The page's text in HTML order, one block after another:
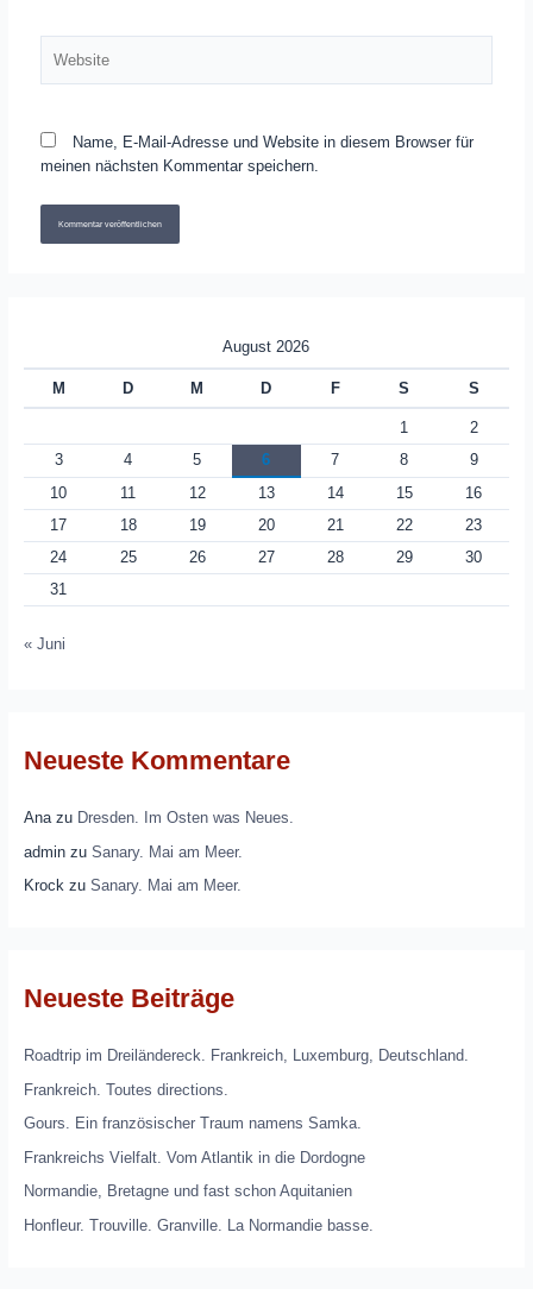
Name, E-Mail-Adresse und Website in diesem Browser für
meinen nächsten Kommentar speichern.
August 2026
M D M D F S S
1
2
3
4 5 6 7 8
9
10
11 12 13 14 15
16
17
18 19 20 21 22
23
24
25 26 27 28 29
30
31
« Juni
Neueste Kommentare
Anazu Dresden. Im Osten was Neues.
adminzu Sanary. Mai am Meer.
Krockzu Sanary. Mai am Meer.
Neueste Beiträge
Roadtrip im Dreiländereck. Frankreich, Luxemburg, Deutschland.
Frankreich. Toutes directions.
Gours. Ein französischer Traum namens Samka.
Frankreichs Vielfalt. Vom Atlantik in die Dordogne
Normandie, Bretagne und fast schon Aquitanien
Honfleur. Trouville. Granville. La Normandie basse.